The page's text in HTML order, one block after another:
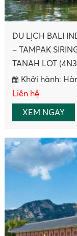
Du Lịch Hàn
WATERWAY –
CUNG(5N4Đ)
Khởi hành: 01/
Liên hệ
ĐẶT NGAY